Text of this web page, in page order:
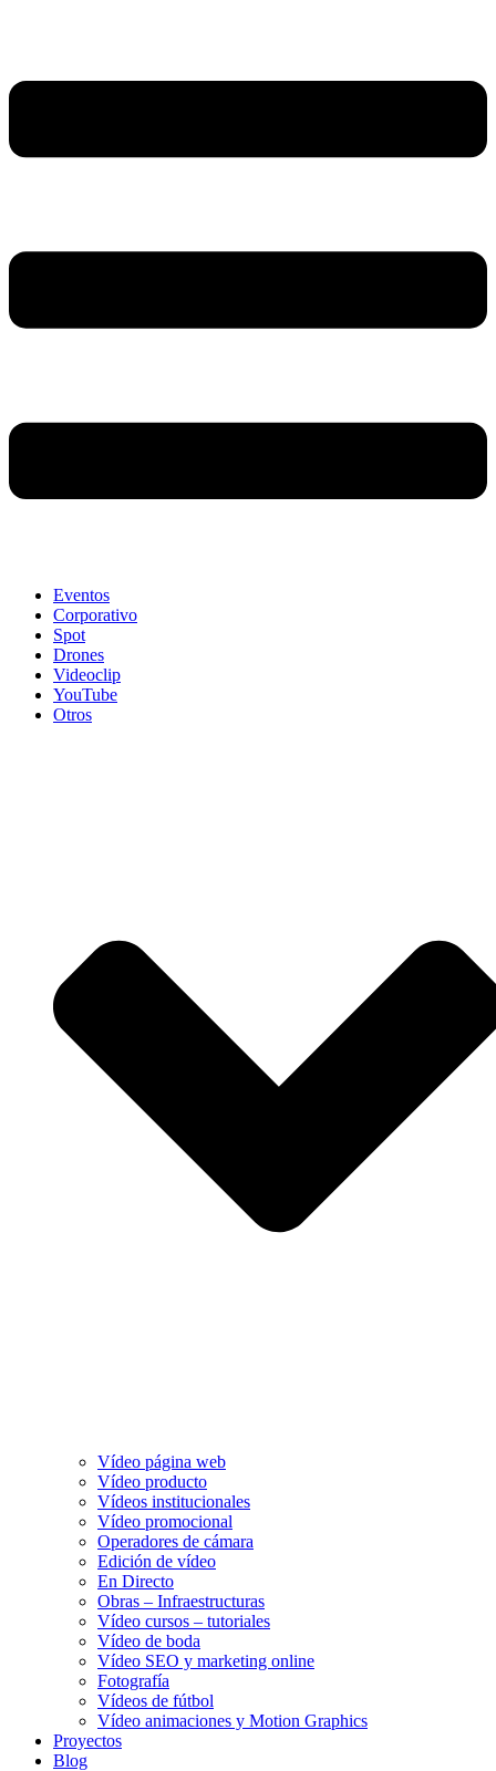
Eventos
Corporativo
Spot
Drones
Videoclip
YouTube
Otros
Vídeo página web
Vídeo producto
Vídeos institucionales
Vídeo promocional
Operadores de cámara
Edición de vídeo
En Directo
Obras – Infraestructuras
Vídeo cursos – tutoriales
Vídeo de boda
Vídeo SEO y marketing online
Fotografía
Vídeos de fútbol
Vídeo animaciones y Motion Graphics
Proyectos
Blog